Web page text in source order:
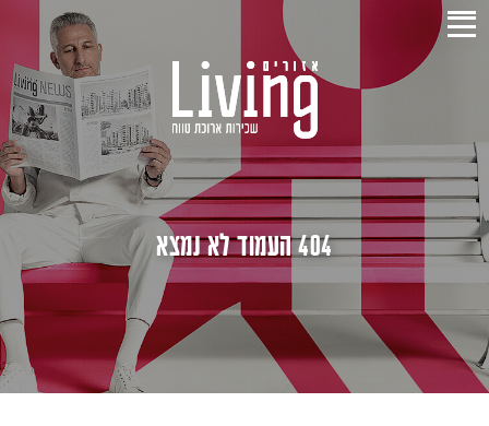
404 העמוד לא נמצא